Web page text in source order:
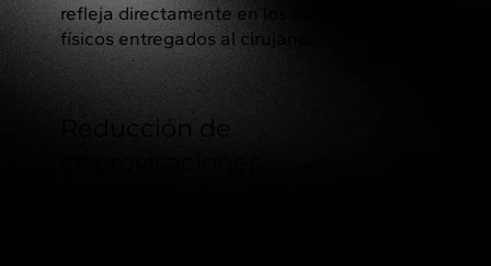
refleja directamente en los componentes
físicos entregados al cirujano.
Reducción de